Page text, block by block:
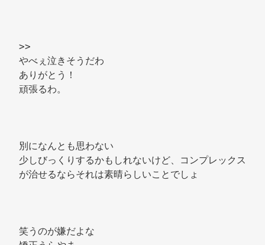
>>
やべぇ泣きそうだわ
ありがとう！
頑張るわ。
別になんとも思わない
少しびっくりするかもしれないけど、コンプレックス
が治せるならそれは素晴らしいことでしょ
笑うのが嫌だよな